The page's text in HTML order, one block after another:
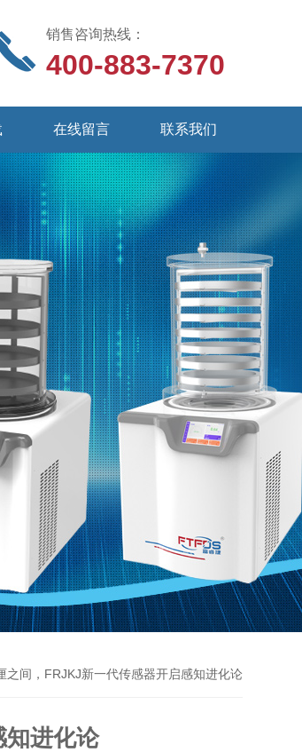
销售咨询热线：
400-883-7370
在线留言 联系我们
之间，FRJKJ新一代传感器开启感知进化论
进化论